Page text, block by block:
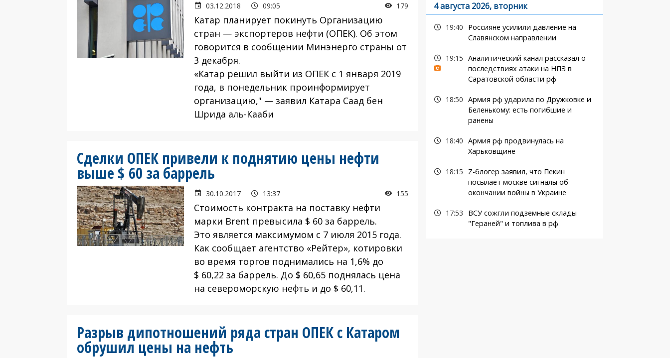
03.12.2018 09:05 179
Катар планирует покинуть Организацию
стран — экспортеров нефти (ОПЕК). Об этом
говорится в сообщении Минэнерго страны от
3 декабря.
«Катар решил выйти из ОПЕК с 1 января 2019
года, в понедельник проинформирует
организацию," — заявил Катара Саад бен
Шрида аль-Кааби
Сделки ОПЕК привели к поднятию цены нефти
выше $ 60 за баррель
30.10.2017 13:37 155
Стоимость контракта на поставку нефти
марки Brent превысила $ 60 за баррель.
Это является максимумом с 7 июля 2015 года.
Как сообщает агентство «Рейтер», котировки
во время торгов поднимались на 1,6% до
$ 60,22 за баррель. До $ 60,65 поднялась цена
на североморскую нефть и до $ 60,11.
Разрыв дипотношений ряда стран ОПЕК с Катаром
обрушил цены на нефть
4 августа 2026, вторник
19:40
Россияне усилили давление на
Славянском направлении
19:15 Аналитический канал рассказал о
последствиях атаки на НПЗ в
Саратовской области рф
18:50 Армия рф ударила по Дружковке и
Беленькому: есть погибшие и
ранены
18:40 Армия рф продвинулась на
Харьковщине
18:15
Z-блогер заявил, что Пекин
посылает москве сигналы об
окончании войны в Украине
17:53
ВСУ сожгли подземные склады
"Гераней" и топлива в рф